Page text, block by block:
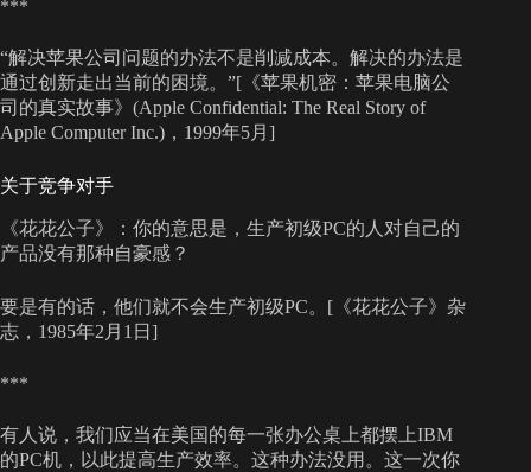
***
“解决苹果公司问题的办法不是削减成本。解决的办法是
通过创新走出当前的困境。”[《苹果机密：苹果电脑公
司的真实故事》(Apple Confidential: The Real Story of
Apple Computer Inc.)，1999年5月]
关于竞争对手
《花花公子》：你的意思是，生产初级PC的人对自己的
产品没有那种自豪感？
要是有的话，他们就不会生产初级PC。[《花花公子》杂
志，1985年2月1日]
***
有人说，我们应当在美国的每一张办公桌上都摆上IBM
的PC机，以此提高生产效率。这种办法没用。这一次你